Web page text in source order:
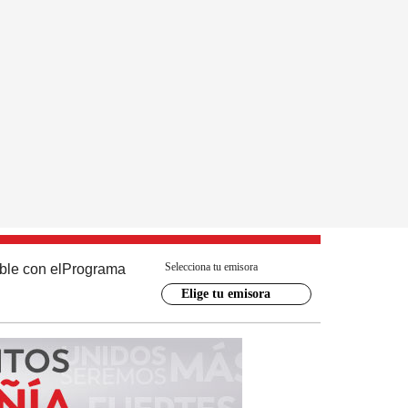
con el Programa Selecciona tu emisora
Elige tu emisora